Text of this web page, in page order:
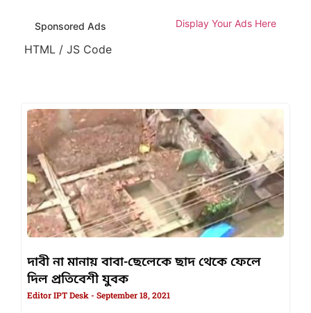
Sponsored Ads Display Your Ads Here
HTML / JS Code
দাবী না মানায় বাবা-ছেলেকে ছাদ থেকে ফেলে
দিল প্রতিবেশী যুবক
Editor IPT Desk September 18, 2021